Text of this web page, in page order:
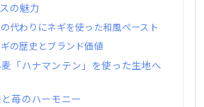
の魅力
代わりにネギを使った和風ペースト
の歴史とブランド価値
「ハナマンテン」を使った生地へ
苺のハーモニー